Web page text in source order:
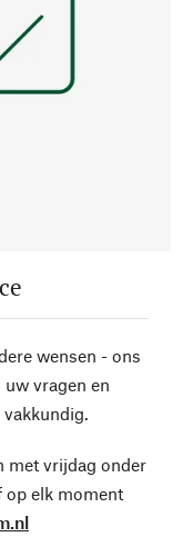
wensen - ons
vragen en
met vrijdag onder
op elk moment